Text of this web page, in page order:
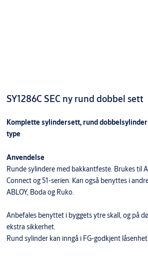
SY1286C SEC ny rund dobbel sett
Komplette sylindersett, rund
type
Anvendelse
Runde sylindere med bakkantfeste. Brukes til
Connect og 51-serien. Kan også benyttes i
ABLOY, Boda og Ruko.
Anbefales benyttet i byggets ytre skall, og på
ekstra sikkerhet.
Rund sylinder kan inngå i FG-godkjent låsenhet.